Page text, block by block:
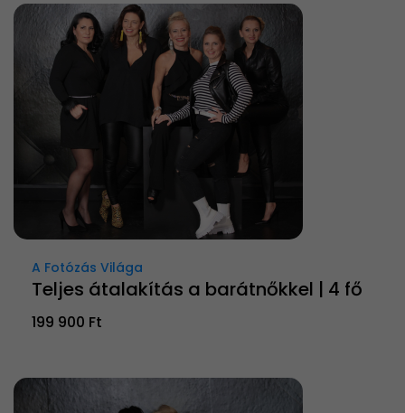
A Fotózás Világa
Teljes átalakítás a barátnőkkel | 4 fő
199 900 Ft